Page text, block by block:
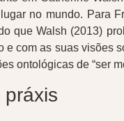
no mundo. Para
que Walsh (2013)
e com as suas visões
ontológicas de “ser
práxis